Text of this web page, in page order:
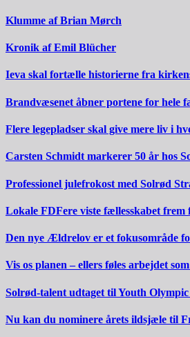
Klumme af Brian Mørch
Kronik af Emil Blücher
Ieva skal fortælle historierne fra
Brandvæsenet åbner portene for hele
Flere legepladser skal give mere liv i
Carsten Schmidt markerer 50 år hos
Professionel julefrokost med Solrød
Lokale FDFere viste fællesskabet
Den nye Ældrelov er et fokusområde
Vis os planen – ellers føles arbejdet
Solrød-talent udtaget til Youth Olympic
Nu kan du nominere årets ildsjæle til